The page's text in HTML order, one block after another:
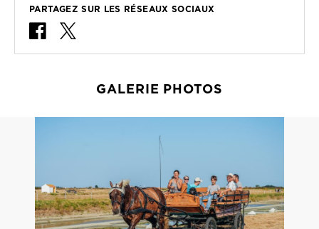
PARTAGEZ SUR LES RÉSEAUX SOCIAUX
GALERIE PHOTOS